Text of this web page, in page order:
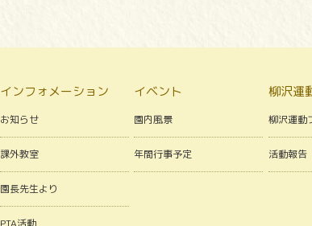
インフォメーション
お知らせ
課外教室
園長先生より
PTA活動
イベント
園内風景
年間行事予定
柳沢運
柳沢運動
活動報告